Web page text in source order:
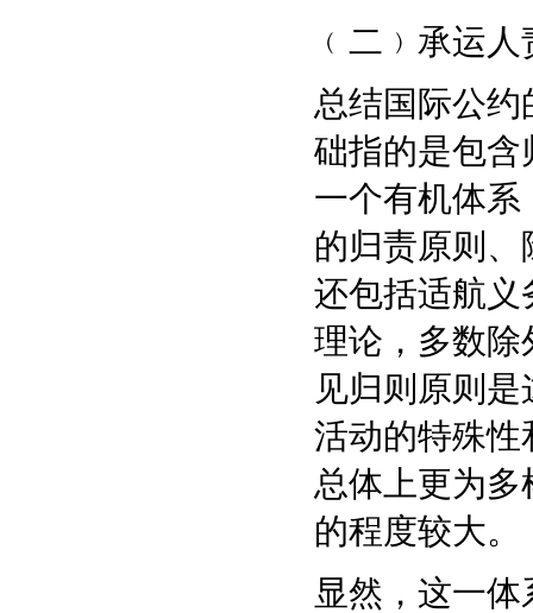
﹙二﹚承运
总结国际公
础指的是包含
一个有机体
的归责原则
还包括适航义
理论，多数除
见归则原则
活动的特殊性
总体上更为
的程度较大。
显然，这一